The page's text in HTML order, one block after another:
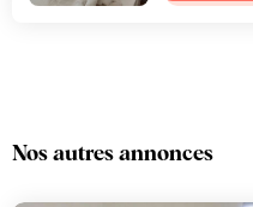
Nos autres annonces